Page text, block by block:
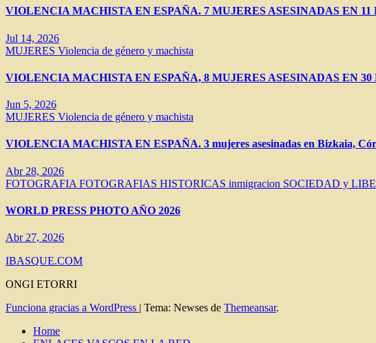
VIOLENCIA MACHISTA EN ESPAÑA. 7 MUJERES ASESINADAS EN 11
Jul 14, 2026
MUJERES Violencia de género y machista
VIOLENCIA MACHISTA EN ESPAÑA, 8 MUJERES ASESINADAS EN 30
Jun 5, 2026
MUJERES Violencia de género y machista
VIOLENCIA MACHISTA EN ESPAÑA. 3 mujeres asesinadas en Bizkaia,
Abr 28, 2026
FOTOGRAFIA FOTOGRAFIAS HISTORICAS inmigracion SOCIEDAD y
WORLD PRESS PHOTO AÑO 2026
Abr 27, 2026
IBASQUE.COM
ONGI ETORRI
Funciona gracias a WordPress | Tema: Newses de Themeansar.
Home